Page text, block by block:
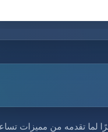
لما تقدمه من مميزات